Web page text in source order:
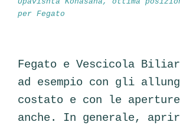
per Fegato
Fegato e Vescicola
ad esempio con gli
costato e con le
anche. In generale,